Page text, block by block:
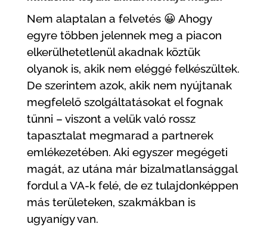
Nem alaptalan a felvetés 😀 Ahogy
egyre többen jelennek meg a piacon
elkerülhetetlenül akadnak köztük
olyanok is, akik nem eléggé felkészültek.
De szerintem azok, akik nem nyújtanak
megfelelő szolgáltatásokat el fognak
tűnni – viszont a velük való rossz
tapasztalat megmarad a partnerek
emlékezetében. Aki egyszer megégeti
magát, az utána már bizalmatlansággal
fordul a VA-k felé, de ez tulajdonképpen
más területeken, szakmákban is
ugyanígy van.